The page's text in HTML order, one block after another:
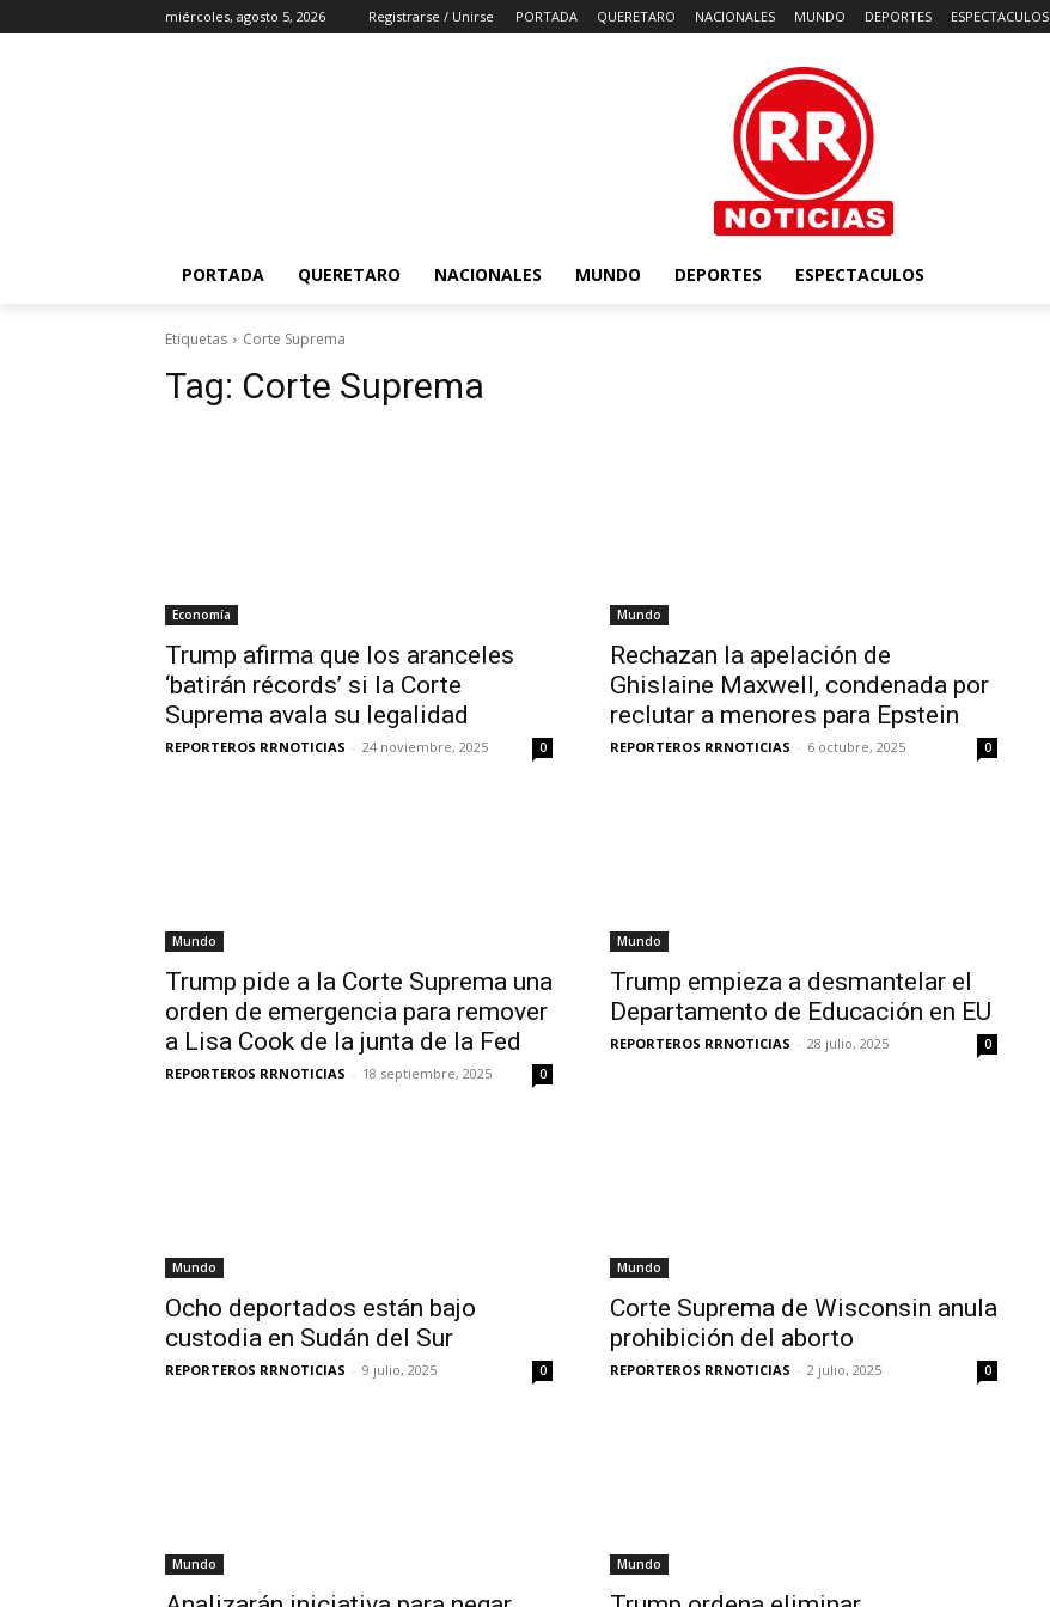
miércoles, agosto 5, 2026 Registrarse / Unirse PORTADA QUERETARO NACIONALES MUNDO DEPORTES ESPECTACULOS
PORTADA QUERETARO NACIONALES MUNDO DEPORTES ESPECTACULOS
Etiquetas Corte Suprema
Tag: Corte Suprema
Economía
Trump afirma que los aranceles
‘batirán récords’ si la Corte
Suprema avala su legalidad
REPORTEROS RRNOTICIAS - 24 noviembre, 2025 0
Mundo
Rechazan la apelación de
Ghislaine Maxwell, condenada por
reclutar a menores para Epstein
REPORTEROS RRNOTICIAS - 6 octubre, 2025 0
Mundo
Trump pide a la Corte Suprema una
orden de emergencia para remover
a Lisa Cook de la junta de la Fed
REPORTEROS RRNOTICIAS - 18 septiembre, 2025 0
Mundo
Trump empieza a desmantelar el
Departamento de Educación en EU
REPORTEROS RRNOTICIAS - 28 julio, 2025 0
Mundo
Ocho deportados están bajo
custodia en Sudán del Sur
REPORTEROS RRNOTICIAS - 9 julio, 2025 0
Mundo
Corte Suprema de Wisconsin anula
prohibición del aborto
REPORTEROS RRNOTICIAS - 2 julio, 2025 0
Mundo Mundo